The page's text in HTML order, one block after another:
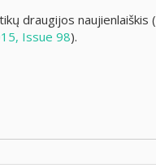
draugijos naujienlaiškis (
Issue 98).